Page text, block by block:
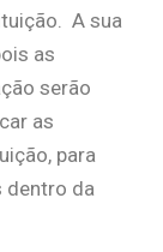
A sua
as
serão
as
para
dentro da